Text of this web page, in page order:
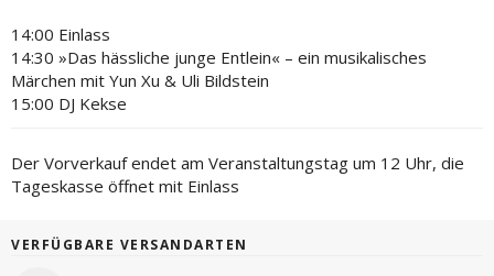
14:00 Einlass
14:30 »Das hässliche junge Entlein« – ein musikalisches
Märchen mit Yun Xu & Uli Bildstein
15:00 DJ Kekse
Der Vorverkauf endet am Veranstaltungstag um 12 Uhr, die
Tageskasse öffnet mit Einlass
VERFÜGBARE VERSANDARTEN